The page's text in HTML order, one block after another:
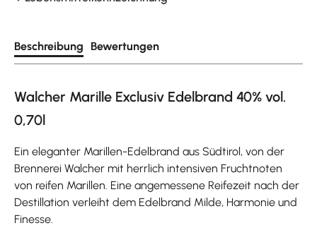
Beschreibung Bewertungen
Walcher Marille Exclusiv Edelbrand 40% vol.
0,70l
Ein eleganter Marillen-Edelbrand aus Südtirol, von der
Brennerei Walcher mit herrlich intensiven Fruchtnoten
von reifen Marillen. Eine angemessene Reifezeit nach der
Destillation verleiht dem Edelbrand Milde, Harmonie und
Finesse.